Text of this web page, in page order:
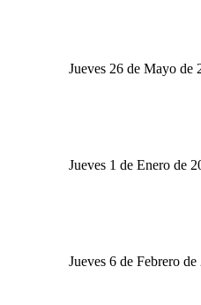
Jueves 26 de Mayo de
Jueves 1 de Enero de
Jueves 6 de Febrero de